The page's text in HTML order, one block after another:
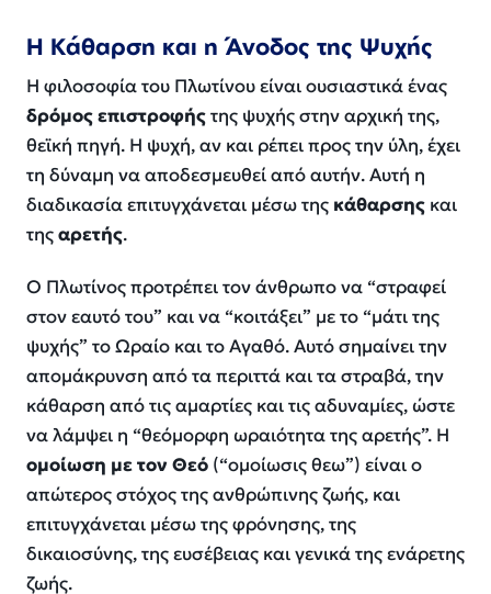
Η Κάθαρση και η Άνοδος της Ψυχής
Η φιλοσοφία του Πλωτίνου είναι ουσιαστικά ένας
δρόμος επιστροφήςτης ψυχής στην αρχική της,
θεϊκή πηγή. Η ψυχή, αν και ρέπει προς την ύλη, έχει
τη δύναμη να αποδεσμευθεί από αυτήν. Αυτή η
διαδικασία επιτυγχάνεται μέσω της κάθαρσης και
τηςαρετής.
Ο Πλωτίνος προτρέπει τον άνθρωπο να “στραφεί
στον εαυτό του” και να “κοιτάξει” με το “μάτι της
ψυχής” το Ωραίο και το Αγαθό. Αυτό σημαίνει την
απομάκρυνση από τα περιττά και τα στραβά, την
κάθαρση από τις αμαρτίες και τις αδυναμίες, ώστε
να λάμψει η “θεόμορφη ωραιότητα της αρετής”. Η
ομοίωση με τον Θεό (“ομοίωσις θεω”) είναι ο
απώτερος στόχος της ανθρώπινης ζωής, και
επιτυγχάνεται μέσω της φρόνησης, της
δικαιοσύνης, της ευσέβειας και γενικά της ενάρετης
ζωής.